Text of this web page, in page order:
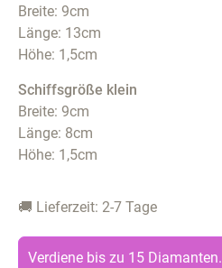
Breite: 9cm
Länge: 13cm
Höhe: 1,5cm
Schiffsgröße klein
Breite: 9cm
Länge: 8cm
Höhe: 1,5cm
🚚 Lieferzeit: 2-7 Tage
Verdiene bis zu 15 Diamanten.